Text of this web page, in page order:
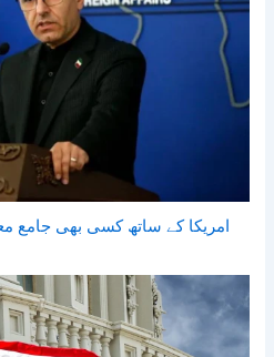
امریکا کے ساتھ کسی بھی جامع